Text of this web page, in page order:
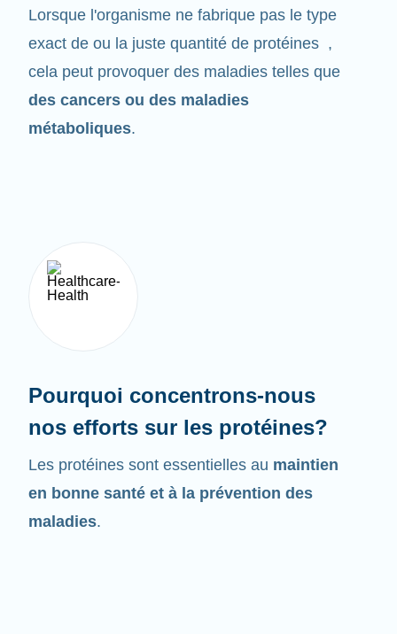
Lorsque l'organisme ne fabrique pas le type
exact de ou la juste quantité de protéines ,
cela peut provoquer des maladies telles que
des cancers ou des maladies
métaboliques.
Pourquoi concentrons-nous
nos efforts sur les protéines?
Les protéines sont essentielles au maintien
en bonne santé et à la prévention des
maladies.